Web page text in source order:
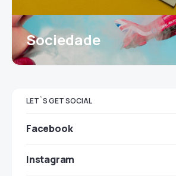
Sociedade
LET`S GET SOCIAL
Facebook
Instagram